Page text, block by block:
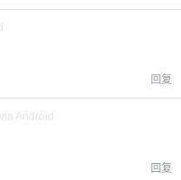
回复
via Android
回复